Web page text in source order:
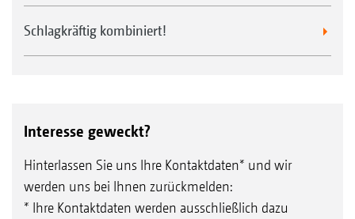
Schlagkräftig kombiniert!
Interesse geweckt?
Hinterlassen Sie uns Ihre Kontaktdaten* und wir
werden uns bei Ihnen zurückmelden:
* Ihre Kontaktdaten werden ausschließlich dazu